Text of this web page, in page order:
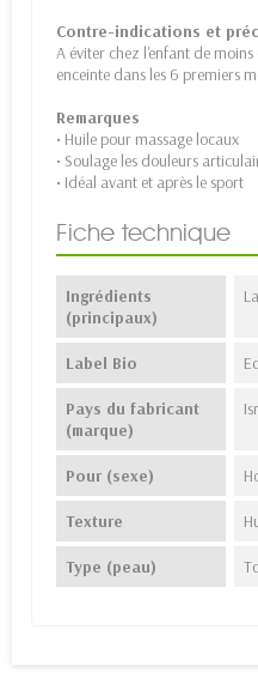
Contre-indications et
A éviter chez l'enfant de
enceinte dans les 6 premiers
Remarques
• Huile pour massage locaux
• Soulage les douleurs
• Idéal avant et après le sport
Fiche technique
Ingrédients
(principaux)
Label Bio
Pays du fabricant
(marque)
Pour (sexe)
Texture
Type (peau)